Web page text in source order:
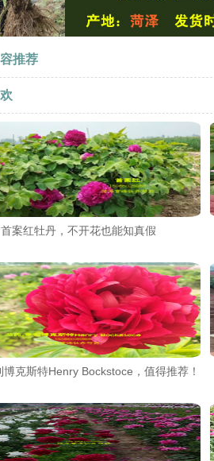
推荐
首案红牡丹，不开花也能知真假
博克斯特Henry Bockstoce，值得推荐！